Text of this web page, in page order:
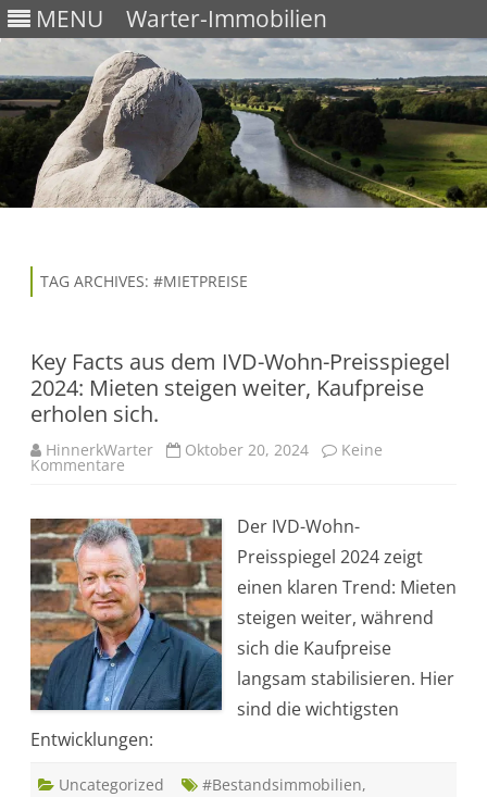
MENU Warter-Immobilien
TAG ARCHIVES: #MIETPREISE
Key Facts aus dem IVD-Wohn-Preisspiegel
2024: Mieten steigen weiter, Kaufpreise
erholen sich.
HinnerkWarter Oktober 20, 2024 Keine
Kommentare
y
F
a
c
t
s
a
u
s
d
e
m
I
D
-
o
Der IVD-Wohn-
Preisspiegel 2024 zeigt
einen klaren Trend: Mieten
steigen weiter, während
sich die Kaufpreise
langsam stabilisieren. Hier
sind die wichtigsten
Entwicklungen:
Uncategorized #Bestandsimmobilien,